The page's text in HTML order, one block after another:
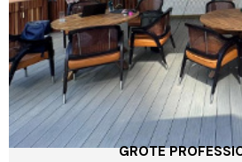
GROTE